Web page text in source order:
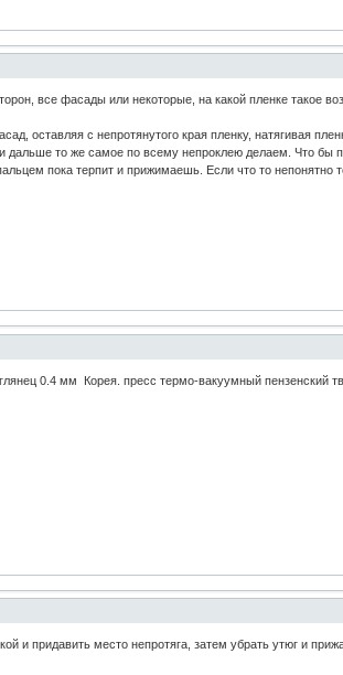
все фасады или некоторые, на какой пленке такое
оставляя с непротянутого края пленку, натягивая
то же самое по всему непроклею делаем. Что бы
пока терпит и прижимаешь. Если что то непонятно
0.4 мм Корея. пресс термо-вакуумный пензенский
и придавить место непротяга, затем убрать утюг и